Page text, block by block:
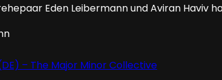
Eden Leibermann und Aviran